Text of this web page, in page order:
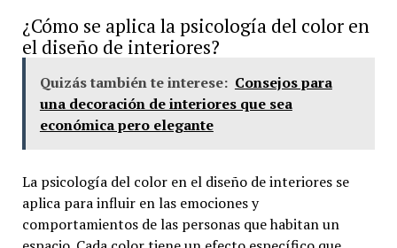
¿Cómo se aplica la psicología del color en
el diseño de interiores?
Quizás también te interese: Consejos para
una decoración de interiores que sea
económica pero elegante
La psicología del color en el diseño de interiores se
aplica para influir en las emociones y
comportamientos de las personas que habitan un